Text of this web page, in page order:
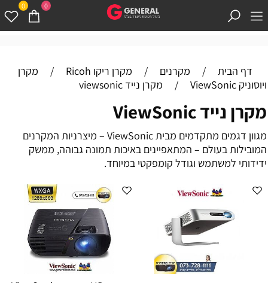
0 0
דף הבית / מקרנים / מקרן ריקו Ricoh /
מקרן
ויוסוניק ViewSonic
/ מקרן נייד viewsonic
מקרן נייד ViewSonic
מגוון דגמים מתקדמים מבית ViewSonic – מיצרניות המקרנים
המובילות בעולם – המתאפיינים באיכות תמונה גבוהה, ממשק
ידידותי למשתמש וגודל קומפקטי במיוחד.